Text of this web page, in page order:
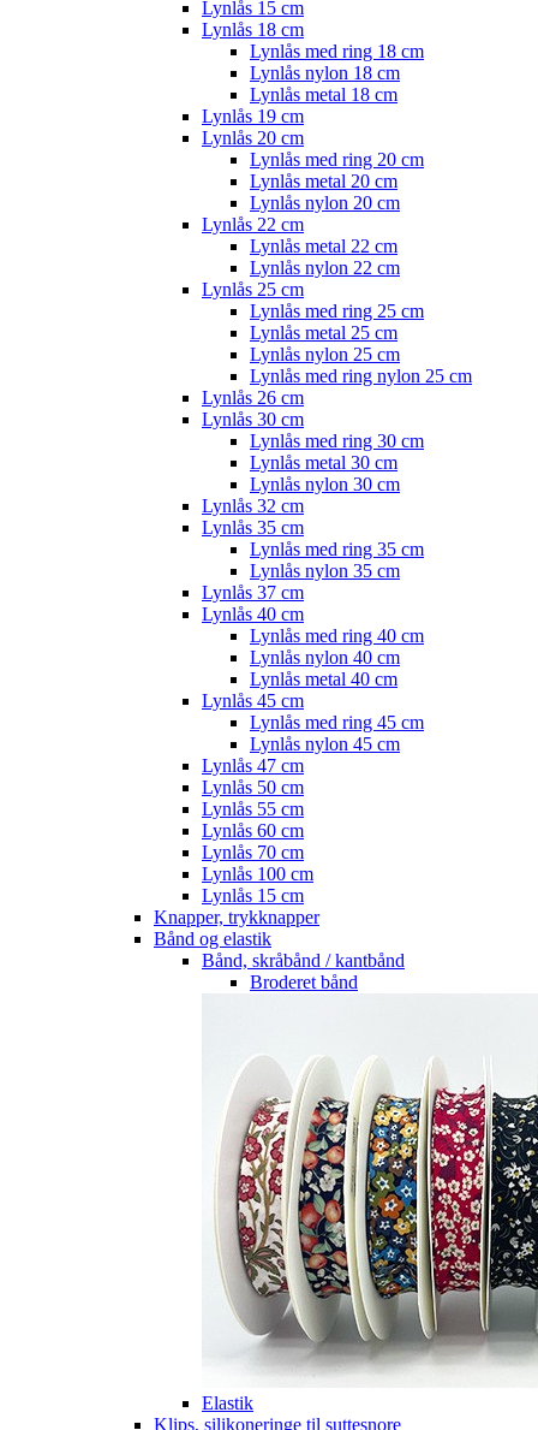
Lynlås 15 cm
Lynlås 18 cm
Lynlås med ring 18 cm
Lynlås nylon 18 cm
Lynlås metal 18 cm
Lynlås 19 cm
Lynlås 20 cm
Lynlås med ring 20 cm
Lynlås metal 20 cm
Lynlås nylon 20 cm
Lynlås 22 cm
Lynlås metal 22 cm
Lynlås nylon 22 cm
Lynlås 25 cm
Lynlås med ring 25 cm
Lynlås metal 25 cm
Lynlås nylon 25 cm
Lynlås med ring nylon 25 cm
Lynlås 26 cm
Lynlås 30 cm
Lynlås med ring 30 cm
Lynlås metal 30 cm
Lynlås nylon 30 cm
Lynlås 32 cm
Lynlås 35 cm
Lynlås med ring 35 cm
Lynlås nylon 35 cm
Lynlås 37 cm
Lynlås 40 cm
Lynlås med ring 40 cm
Lynlås nylon 40 cm
Lynlås metal 40 cm
Lynlås 45 cm
Lynlås med ring 45 cm
Lynlås nylon 45 cm
Lynlås 47 cm
Lynlås 50 cm
Lynlås 55 cm
Lynlås 60 cm
Lynlås 70 cm
Lynlås 100 cm
Lynlås 15 cm
Knapper, trykknapper
Bånd og elastik
Bånd, skråbånd / kantbånd
Broderet bånd
Elastik
Klips, silikoneringe til suttesnore